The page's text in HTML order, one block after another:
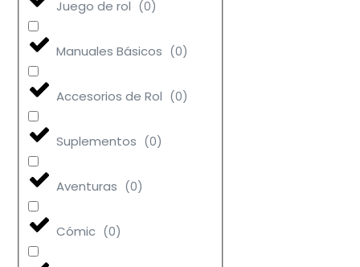
Juego de rol (0)
Manuales Básicos (0)
Accesorios de Rol (0)
Suplementos (0)
Aventuras (0)
Cómic (0)